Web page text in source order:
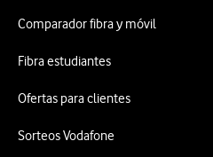
Comparador fibra y móvil
Fibra estudiantes
Ofertas para clientes
Sorteos Vodafone